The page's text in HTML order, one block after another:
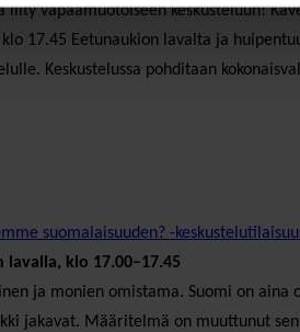
liity vapaamuotoiseen keskusteluun!
17.45 Eetunaukion lavalta ja
Keskustelussa pohditaan
suomalaisuuden? -
klo 17.00–17.45
ja monien omistama. Suomi on
jakavat. Määritelmä on muuttunut